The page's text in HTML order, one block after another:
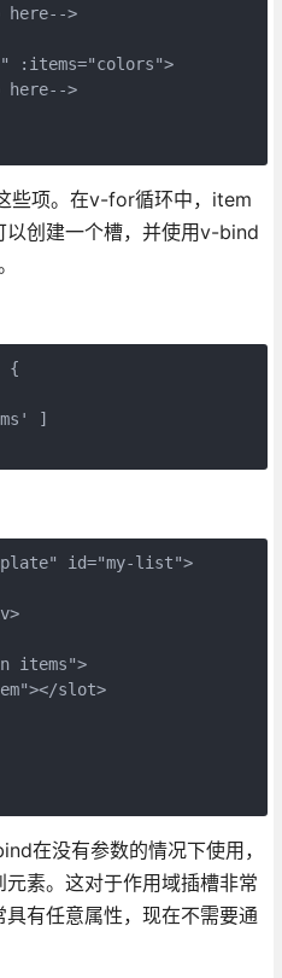
here-->
:items="colors">
here-->
些项。在v-for循环中，item
以创建一个槽，并使用v-bind
{
]
id="my-list">
items">
slot>
在没有参数的情况下使用，
素。这对于作用域插槽非常
有任意属性，现在不需要通